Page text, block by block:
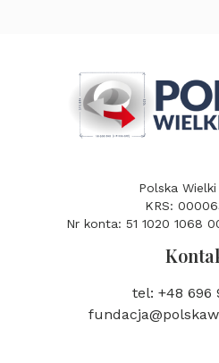
Polska
KRS:
Nr konta: 51 1020 1068
tel: +48 696